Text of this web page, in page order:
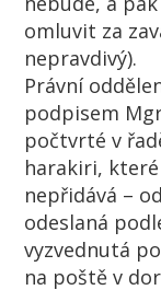
omluvit za
nepravdivý).
Právní
podpisem
počtvrté v
harakiri,
nepřidává –
odeslaná
vyzvednutá
na poště v